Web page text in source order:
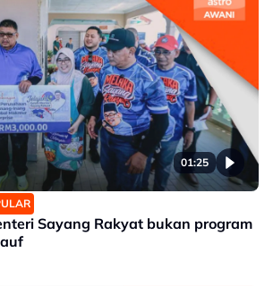
01:25
Sayang Rakyat bukan program